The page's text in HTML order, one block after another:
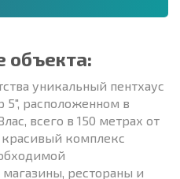
объекта:
уникальный пентхаус
расположенном в
всего в 150 метрах от
красивый комплекс
рестораны и